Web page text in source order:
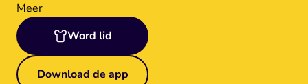
Meer
Word lid
Download de app